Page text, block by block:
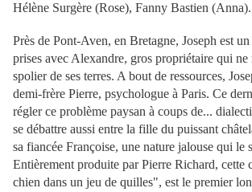
Hélène Surgère (Rose), Fanny Bastien (Anna).
Près de Pont-Aven, en Bretagne, Joseph est
prises avec Alexandre, gros propriétaire qui ne
spolier de ses terres. A bout de ressources,
demi-frère Pierre, psychologue à Paris. Ce
régler ce problème paysan à coups de...
se débattre aussi entre la fille du puissant
sa fiancée Françoise, une nature jalouse qui le
Entièrement produite par Pierre Richard, cette
chien dans un jeu de quilles", est le premier